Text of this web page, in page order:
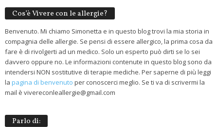
Cos’è Vivere con le allergie?
Benvenuto. Mi chiamo Simonetta e in questo blog trovi la mia storia in
compagnia delle allergie. Se pensi di essere allergico, la prima cosa da
fare è di rivolgerti ad un medico. Solo un esperto può dirti se lo sei
davvero oppure no. Le informazioni contenute in questo blog sono da
intendersi NON sostitutive di terapie mediche. Per saperne di più leggi
la pagina di benvenuto per conoscerci meglio. Se ti va di scrivermi la
mail è vivereconleallergie@gmail.com
Parlo di: